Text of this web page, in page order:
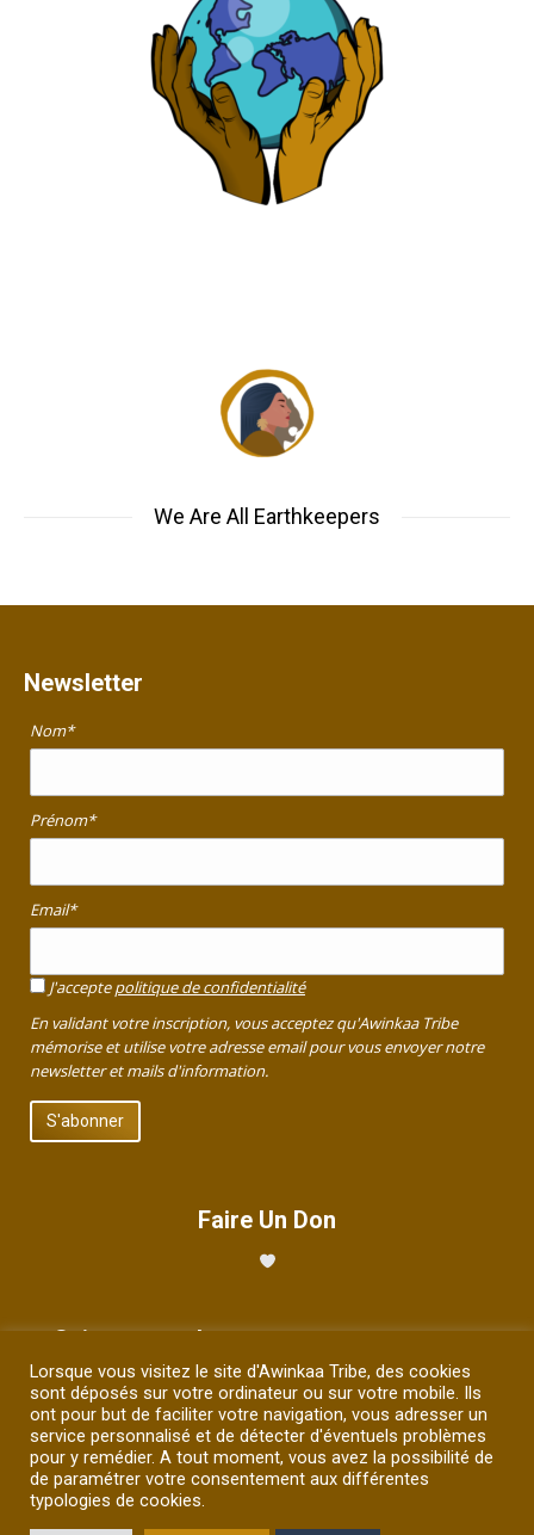
We Are All Earthkeepers
Newsletter
Nom*
Prénom*
Email*
J'acceptepolitique de confidentialité
En validant votre inscription, vous acceptez qu'Awinkaa Tribe
mémorise et utilise votre adresse email pour vous envoyer notre
newsletter et mails d'information.
Faire Un Don
Suivez-nous !
Trouvez nous sur :
La
page
Facebook
s'ouvre
dans
La
page
YouTube
s'ouvre
dans
La
page
LinkedIn
s'ouvre
dans
La
page
Instagram
s'ouvre
dans
La
page
E-
s'ouvre
Site web - Photos et illustrations Tous droits réservés ©Djamila
Zerrifi / 2026
Lorsque vous visitez le site d'Awinkaa Tribe, des cookies
sont déposés sur votre ordinateur ou sur votre mobile. Ils
ont pour but de faciliter votre navigation, vous adresser un
service personnalisé et de détecter d'éventuels problèmes
pour y remédier. A tout moment, vous avez la possibilité de
de paramétrer votre consentement aux différentes
typologies de cookies.